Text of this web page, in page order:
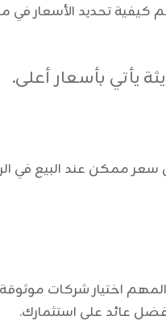
تحديد الأسعار في
يأتي بأسعار أعلى.
ممكن عند البيع في
اختيار شركات
عائد على استثمارك.